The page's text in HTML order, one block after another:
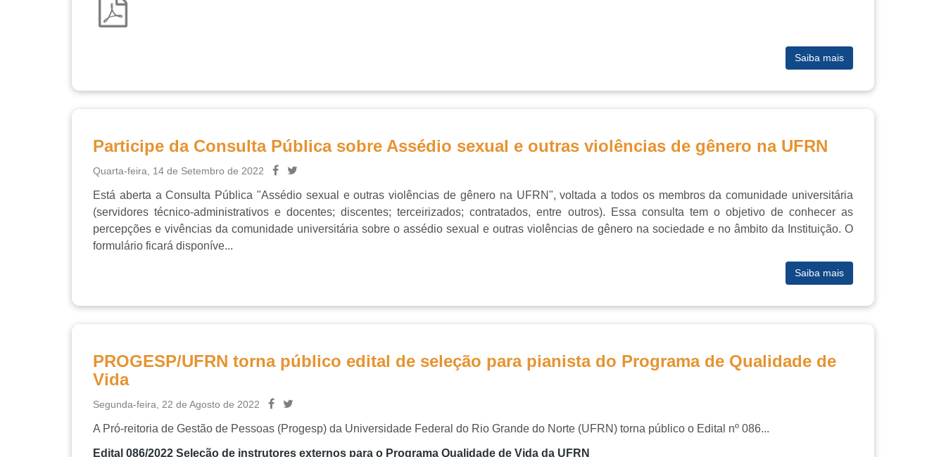
Saiba mais
Participe da Consulta Pública sobre Assédio sexual e outras violências de gênero na UFRN
Quarta-feira, 14 de Setembro de 2022
Está aberta a Consulta Pública "Assédio sexual e outras violências de gênero na UFRN", voltada a todos os membros da comunidade universitária
(servidores técnico-administrativos e docentes; discentes; terceirizados; contratados, entre outros). Essa consulta tem o objetivo de conhecer as
percepções e vivências da comunidade universitária sobre o assédio sexual e outras violências de gênero na sociedade e no âmbito da Instituição. O
formulário ficará disponíve...
Saiba mais
PROGESP/UFRN torna público edital de seleção para pianista do Programa de Qualidade de
Vida
Segunda-feira, 22 de Agosto de 2022
A Pró-reitoria de Gestão de Pessoas (Progesp) da Universidade Federal do Rio Grande do Norte (UFRN) torna público o Edital nº 086...
Edital 086/2022 Seleção de instrutores externos para o Programa Qualidade de Vida da UFRN